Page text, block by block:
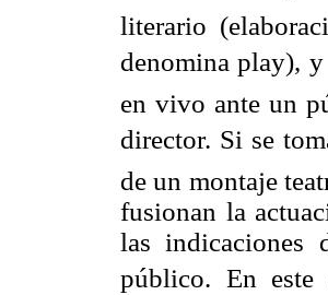
literario
denomina
en vivo ante un
director. Si se
de un montaje
fusionan la
las indicaciones
público. En este